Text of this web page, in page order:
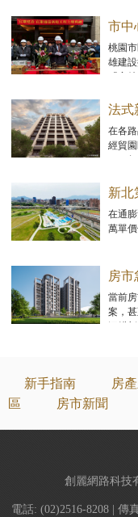
市中
都更
桃園
雄建
「宜
法式
築「
在各
經貿
2025
新北
握上
在通
萬單
房市
然共
當前
案，
深耕
新手指南 房
區
房市新聞
創麗網路科技
電話: (02)2516-8208 | 傳